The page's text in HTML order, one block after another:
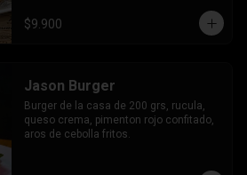
$9.900
Jason Burger
Burger de la casa de 200 grs, rucula,
queso crema, pimenton rojo confitado,
aros de cebolla fritos.